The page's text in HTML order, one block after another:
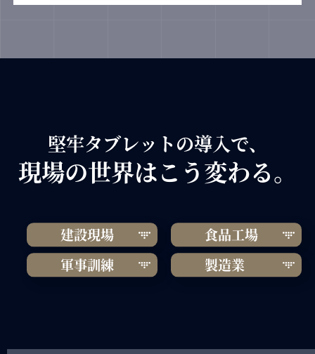
堅牢タブレットの導入で、
現場の世界はこう変わる。
建設現場
食品工場
軍事訓練
製造業